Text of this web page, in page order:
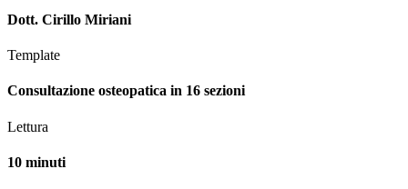
Dott. Cirillo Miriani
Template
Consultazione osteopatica in 16 sezioni
Lettura
10 minuti